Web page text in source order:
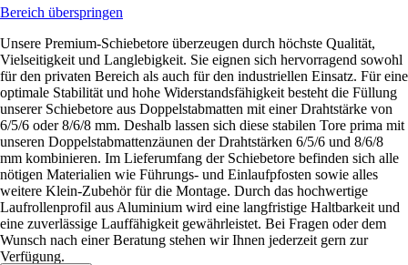
Bereich überspringen
Unsere Premium-Schiebetore überzeugen durch höchste Qualität,
Vielseitigkeit und Langlebigkeit. Sie eignen sich hervorragend sowohl
für den privaten Bereich als auch für den industriellen Einsatz. Für eine
optimale Stabilität und hohe Widerstandsfähigkeit besteht die Füllung
unserer Schiebetore aus Doppelstabmatten mit einer Drahtstärke von
6/5/6 oder 8/6/8 mm. Deshalb lassen sich diese stabilen Tore prima mit
unseren Doppelstabmattenzäunen der Drahtstärken 6/5/6 und 8/6/8
mm kombinieren. Im Lieferumfang der Schiebetore befinden sich alle
nötigen Materialien wie Führungs- und Einlaufpfosten sowie alles
weitere Klein-Zubehör für die Montage. Durch das hochwertige
Laufrollenprofil aus Aluminium wird eine langfristige Haltbarkeit und
eine zuverlässige Lauffähigkeit gewährleistet. Bei Fragen oder dem
Wunsch nach einer Beratung stehen wir Ihnen jederzeit gern zur
Verfügung.